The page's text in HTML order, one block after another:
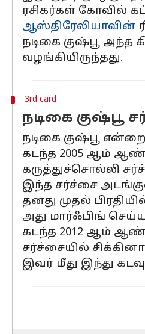
ரசிகர்கள் கோவில்
ஆஸ்திரேலியாவின்
நடிகை குஷ்பூ
வழங்கியிருந்தது.
3rd card
நடிகை குஷ்பூ
நடிகை குஷ்பூ
கடந்த 2005 ஆம்
கருத்துச்சொல்லி
இந்த சர்ச்சை
தனது முதல்
அது மார்ஃபிங்
கடந்த 2012 ஆம்
சர்ச்சையில்
இவர் மீது இந்து